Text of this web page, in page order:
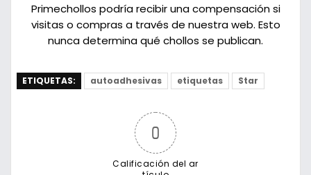
Primechollos podría recibir una compensación si
visitas o compras a través de nuestra web. Esto
nunca determina qué chollos se publican.
ETIQUETAS: autoadhesivas etiquetas Star
0
Calificación del ar